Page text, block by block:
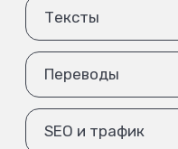
Тексты
Переводы
SEO и трафик